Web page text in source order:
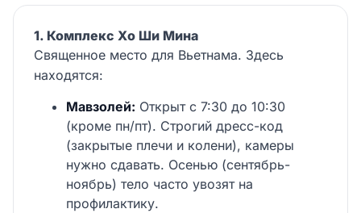
1. Комплекс Хо Ши Мина
Священное место для Вьетнама. Здесь
находятся:
Мавзолей: Открыт с 7:30 до 10:30
(кроме пн/пт). Строгий дресс-код
(закрытые плечи и колени), камеры
нужно сдавать. Осенью (сентябрь-
ноябрь) тело часто увозят на
профилактику.